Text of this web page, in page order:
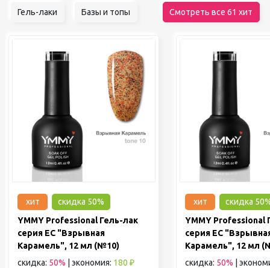
Гель-лаки Базы и топы Смотреть все 61 хит
хит
скидка 50%
YMMY Professional Гель-лак
серия EC "Взрывная
Карамель", 12 мл (№10)
скидка: 50% экономия: 180 ₽
хит
скидка
YMMY Professional
серия EC
Карамель", 12 мл
скидка: 50%